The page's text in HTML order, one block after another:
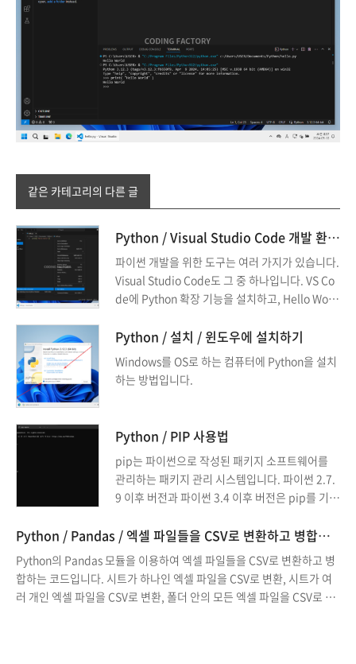
같은 카테고리의 다른 글
Python / Visual Studio Code 개발 환경 만들기
파이썬 개발을 위한 도구는 여러 가지가 있습니다.
Visual Studio Code도 그 중 하나입니다. VS Co
de에 Python 확장 기능을 설치하고, Hello Worl
Python / 설치 / 윈도우에 설치하기
Windows를 OS로 하는 컴퓨터에 Python을 설치
하는 방법입니다.
Python / PIP 사용법
pip는 파이썬으로 작성된 패키지 소프트웨어를
관리하는 패키지 관리 시스템입니다. 파이썬 2.7.
9 이후 버전과 파이썬 3.4 이후 버전은 pip를 기본
있습니다.
Python / Pandas / 엑셀 파일들을 CSV로 변환하고 병합하는 방법
Python의 Pandas 모듈을 이용하여 엑셀 파일들을 CSV로 변환하고 병
합하는 코드입니다. 시트가 하나인 엑셀 파일을 CSV로 변환, 시트가 여
러 개인 엑셀 파일을 CSV로 변환, 폴더 안의 모든 엑셀 파일을 CSV로 변